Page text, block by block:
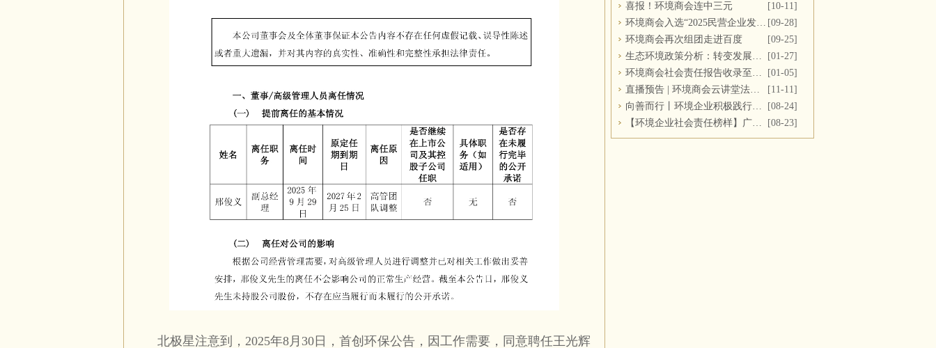
北极星注意到，2025年8月30日，首创环保公告，因工作需要，同意聘任王光辉
喜报！环境商会连中三元
[10-11]
环境商会入选“2025民营企业发展新质生产力系列典型案例” [09-28]
环境商会再次组团走进百度
[09-25]
生态环境政策分析：转变发展方式，推进“双碳”目标
[01-27]
环境商会社会责任报告收录至《中国民营企业社会责任报告》
[01-05]
直播预告 | 环境商会云讲堂法务专场第十一期
[11-11]
向善而行丨环境企业积极践行社会责任 彰显优秀榜样力量
[08-24]
【环境企业社会责任榜样】广西碧清源环保投资有限公司
[08-23]